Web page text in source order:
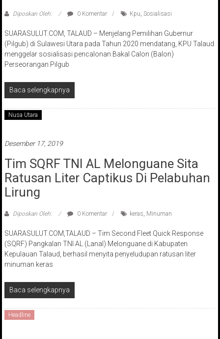
Diposkan Oleh: 0 Komentar Kpu, Sosialisasi
SUARASULUT.COM, TALAUD – Menjelang Pemilihan Gubernur
(Pilgub) di Sulawesi Utara pada Tahun 2020 mendatang, KPU Talaud
menggelar sosialisasi pencalonan Bakal Calon (Balon)
Perseorangan Pilgub
Baca selengkapnya
Nusa Utara
Desember 17, 2019
Tim SQRF TNI AL Melonguane Sita
Ratusan Liter Captikus Di Pelabuhan
Lirung
Diposkan Oleh: 0 Komentar keras, Minuman
SUARASULUT.COM,TALAUD – Tim Second Fleet Quick Response
(SQRF) Pangkalan TNI AL (Lanal) Melonguane di Kabupaten
Kepulauan Talaud, berhasil menyita penyeludupan ratusan liter
minuman keras
Baca selengkapnya
Headline